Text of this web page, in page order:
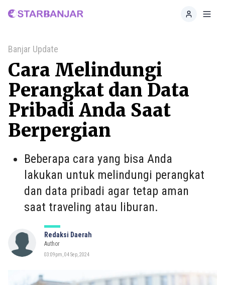
Home
Banjar Update
Cara Melindungi
Perangkat dan Data
Pribadi Anda Saat
Berpergian
Beberapa cara yang bisa Anda
lakukan untuk melindungi perangkat
dan data pribadi agar tetap aman
saat traveling atau liburan.
Redaksi Daerah
Author
03:09pm, 04 Sep, 2024